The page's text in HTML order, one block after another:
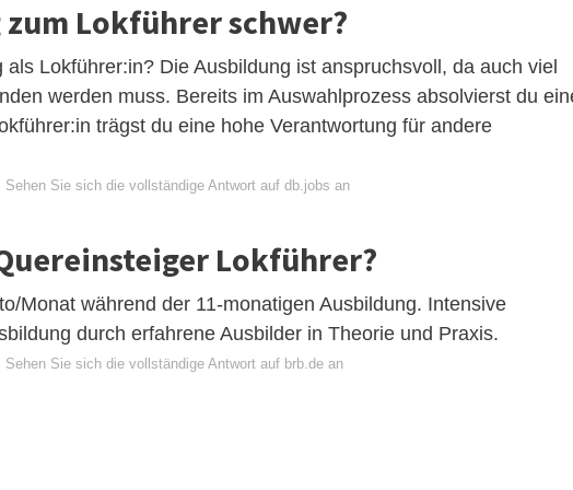
Lokführer schwer?
Lokführer:in? Die Ausbildung ist anspruchsvoll, da auch viel
werden muss. Bereits im Auswahlprozess absolvierst du
trägst du eine hohe Verantwortung für andere
Sehen Sie sich die vollständige Antwort auf db.jobs an
Lokführer?
Monat während der 11-monatigen Ausbildung. Intensive
durch erfahrene Ausbilder in Theorie und Praxis.
Sehen Sie sich die vollständige Antwort auf brb.de an